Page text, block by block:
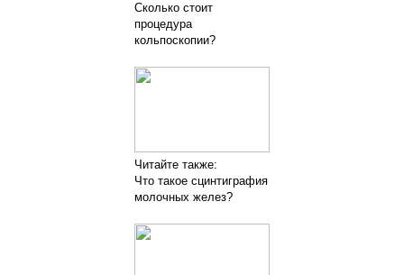
Сколько стоит
процедура
кольпоскопии?
Читайте также:
Что такое сцинтиграфия
молочных желез?